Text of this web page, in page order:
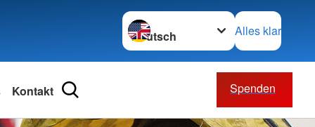
Sprache wechseln zu
Alles klar
Kontakt Spenden